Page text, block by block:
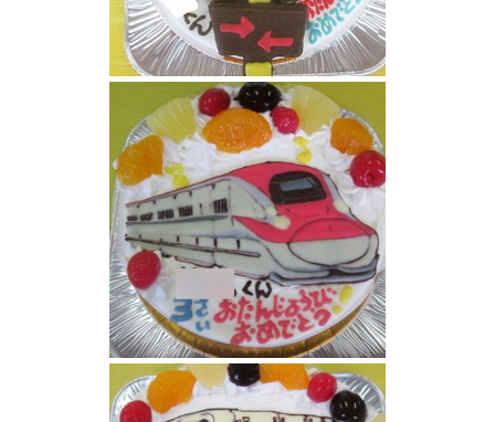
踏切立体ケーキ